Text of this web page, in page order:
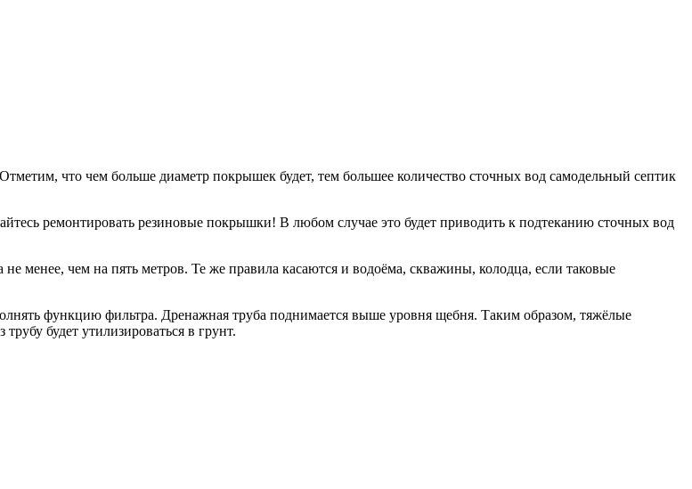
что чем больше диаметр покрышек будет, тем большее количество сточных вод самодельный септик
ремонтировать резиновые покрышки! В любом случае это будет приводить к подтеканию сточных вод
менее, чем на пять метров. Те же правила касаются и водоёма, скважины, колодца, если таковые
функцию фильтра. Дренажная труба поднимается выше уровня щебня. Таким образом, тяжёлые
будет утилизироваться в грунт.